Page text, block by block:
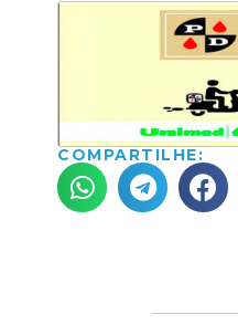
COMPARTILHE: